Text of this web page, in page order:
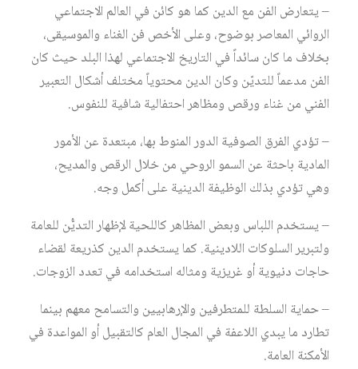
– يتعارض الفن مع الدين كما هو كائن في العالم الاجتماعي
الروائي المعاصر بوضوح، وعلى الأخص فن الغناء والموسيقى،
بخلاف ما كان سائداً في التاريخ الاجتماعي لهذا البلد حيث كان
الفن مدعماً للتديّن وكان الدين محتوياً مختلف أشكال التعبير
الفني من غناء ورقص ومظاهر احتفالية شافية للنفوس.
– تؤدي الفرق الصوفية الدور المنوط بها، مبتعدة عن الأمور
المادية باحثة عن السمو الروحي من خلال الرقص والمديح،
وهي تؤدي بذلك الوظيفة الدينية على أكمل وجه.
– يستخدم اللباس وبعض المظاهر كاللحية لإظهار التديُّن للعامة
ولتبرير السلوكات اللادينية. كما يستخدم الدين كذريعة لقضاء
حاجات دنيوية أو غريزية ومثاله استخدامه في تعدد الزوجات.
– حماية السلطة للمتطرفين والإرهابيين والتسامح معهم بينما
تطارد ما يبدي اللاعفة في المجال العام كالتقبيل أو المواعدة في
الأمكنة العامة.